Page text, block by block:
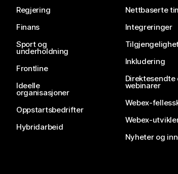
Regjering
Finans
Sport og
underholdning
Frontline
Ideelle
organisasjoner
Oppstartsbedrifter
Hybridarbeid
Nettbaserte
Integreringer
Inkludering
webinarer
Webex-
Webex-
Nyheter og